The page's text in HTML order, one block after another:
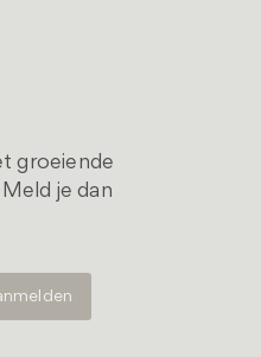
groeiende
je dan